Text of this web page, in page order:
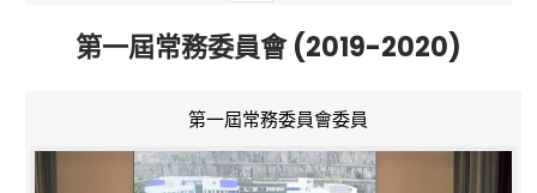
第一屆常務委員會 (2019-2020)
第一屆常務委員會委員